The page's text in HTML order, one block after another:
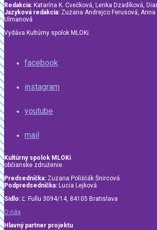
Redakcia: Katarína K. Cvečková, Lenka Dzadíková,
Jazyková redakcia: Zuzana Andrejco Ferusová,
Ulmanová
Vydáva Kultúrny spolok MLOKi.
facebook
instagram
youtube
mail
Kultúrny spolok MLOKi
občianske združenie
Predsedníčka: Zuzana Poliščák Šnircová
Podpredsedníčka: Lucia Lejková
Sídlo: Ľ. Fullu 3094/14, 84105 Bratislava
O nás
Hlavný partner projektu